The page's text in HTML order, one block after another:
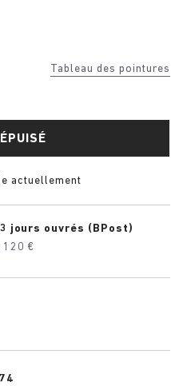
Tableau des pointures
ÉPUISÉ
actuellement
jours ouvrés (BPost)
€